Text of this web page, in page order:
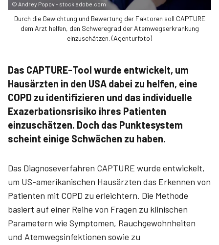
© Andrey Popov – stock.adobe.com
Durch die Gewichtung und Bewertung der Faktoren soll CAPTURE
dem Arzt helfen, den Schweregrad der Atemwegserkrankung
einzuschätzen. (Agenturfoto)
Das CAPTURE-Tool wurde entwickelt, um
Hausärzten in den USA dabei zu helfen, eine
COPD zu identifizieren und das individuelle
Exazerbationsrisiko ihres Patienten
einzuschätzen. Doch das Punktesystem
scheint einige Schwächen zu haben.
Das Diagnoseverfahren CAPTURE wurde entwickelt,
um US-amerikanischen Hausärzten das Erkennen von
Patienten mit COPD zu erleichtern. Die Methode
basiert auf einer Reihe von Fragen zu klinischen
Parametern wie Symptomen, Rauchgewohnheiten
und Atemwegsinfektionen sowie zu